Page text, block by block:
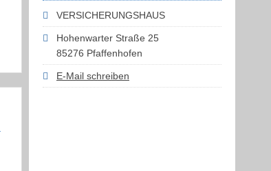
VERSICHERUNGSHAUS
Hohenwarter Straße 25
85276 Pfaffenhofen
E-Mail schreiben